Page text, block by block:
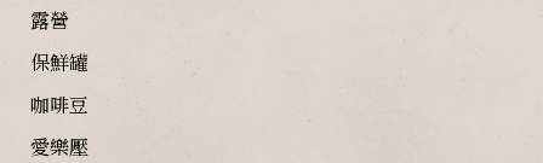
露營
保鮮罐
咖啡豆
愛樂壓